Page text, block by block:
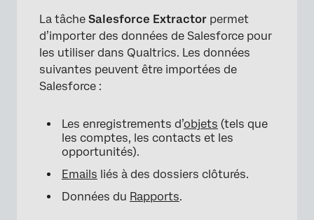
Extraction de données de rapports à partir de
Salesforce
La tâche Salesforce Extractor permet
d’importer des données de Salesforce pour
les utiliser dans Qualtrics. Les données
suivantes peuvent être importées de
Salesforce :
Les enregistrements d’objets (tels que
les comptes, les contacts et les
opportunités).
Emails liés à des dossiers clôturés.
Données du Rapports.